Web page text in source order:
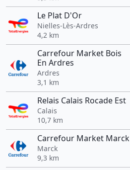
Le Plat D'Or
Nielles-Lès-Ardres
4,2 km
Carrefour Market Bois
En Ardres
Ardres
3,1 km
Relais Calais Rocade Est
Calais
10,7 km
Carrefour Market Marck
Marck
9,3 km